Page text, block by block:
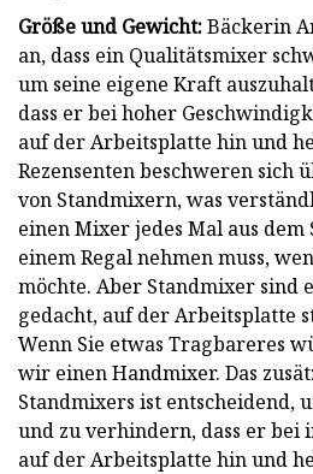
Größe und Gewicht:Bäckerin
an, dass ein Qualitätsmixer
um seine eigene Kraft
dass er bei hoher
auf der Arbeitsplatte hin und
Rezensenten beschweren sich
von Standmixern, was
einen Mixer jedes Mal aus
einem Regal nehmen muss,
möchte. Aber Standmixer sind
gedacht, auf der Arbeitsplatte
Wenn Sie etwas Tragbareres
wir einen Handmixer. Das
Standmixers ist entscheidend,
und zu verhindern, dass er bei
auf der Arbeitsplatte hin und